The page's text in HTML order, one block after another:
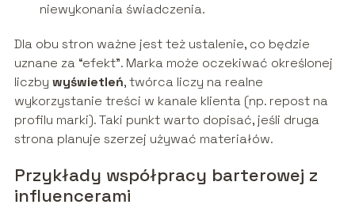
niewykonania świadczenia.
Dla obu stron ważne jest też ustalenie, co będzie
uznane za “efekt”. Marka może oczekiwać określonej
liczby wyświetleń, twórca liczy na realne
wykorzystanie treści w kanale klienta (np. repost na
profilu marki). Taki punkt warto dopisać, jeśli druga
strona planuje szerzej używać materiałów.
Przykłady współpracy barterowej z
influencerami